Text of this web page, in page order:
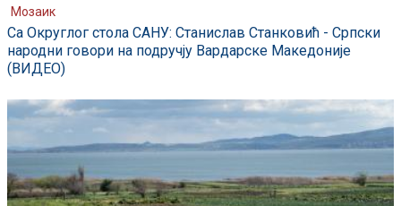
Мозаик
Са Округлог стола САНУ: Станислав Станковић - Српски
народни говори на подручју Вардарске Македоније
(ВИДЕО)